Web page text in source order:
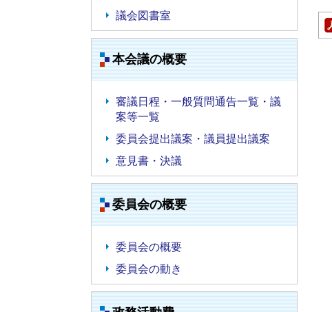
議会図書室
本会議の概要
審議日程・一般質問通告一覧・議
案等一覧
委員会提出議案・議員提出議案
意見書・決議
委員会の概要
委員会の概要
委員会の動き